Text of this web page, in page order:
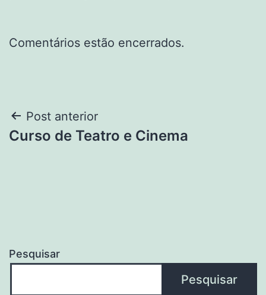
Comentários estão encerrados.
Navegação
de
Post anterior
Curso de Teatro e Cinema
Pesquisar
Pesquisar